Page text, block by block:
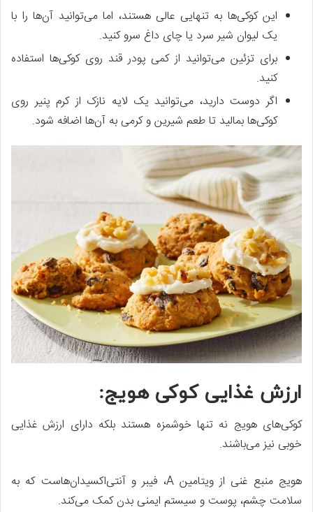
این کوکی‌ها به تنهایی عالی هستند، اما می‌توانید آن‌ها را با
یک لیوان شیر سرد یا چای داغ سرو کنید.
برای تزئین می‌توانید از کمی پودر قند روی کوکی‌ها استفاده
کنید.
اگر دوست دارید، می‌توانید یک لایه نازک از کرم پنیر روی
کوکی‌ها بمالید تا طعم شیرین و کرمی به آن‌ها اضافه شود.
ارزش غذایی کوکی هویج:
کوکی‌های هویج نه تنها خوشمزه هستند بلکه دارای ارزش غذایی
خوبی نیز می‌باشند.
هویج منبع غنی از ویتامین A، فیبر و آنتی‌اکسیدان‌هاست که به
سلامت چشم، پوست و سیستم ایمنی بدن کمک می‌کند.